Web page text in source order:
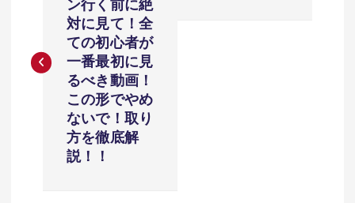
ビ
ン行く前に絶
対に見て！全
ての初心者が
一番最初に見
るべき動画！
この形でやめ
ないで！取り
方を徹底解
説！！